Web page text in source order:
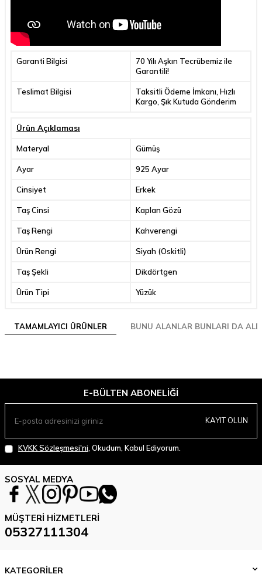
Garanti Bilgisi
70 Yılı Aşkın Tecrübemiz ile
Garantili!
Teslimat Bilgisi
Taksitli Ödeme İmkanı, Hızlı
Kargo, Şık Kutuda Gönderim
Ürün Açıklaması
Materyal Gümüş
Ayar 925 Ayar
Cinsiyet Erkek
Taş Cinsi Kaplan Gözü
Taş Rengi Kahverengi
Ürün Rengi Siyah (Oskitli)
Taş Şekli Dikdörtgen
Ürün Tipi Yüzük
TAMAMLAYICI ÜRÜNLER BUNU ALANLAR BUNLARI DA
E-BÜLTEN ABONELIĞI
KAYIT OLUN
KVKK Sözleşmesi'ni , Okudum, Kabul Ediyorum.
SOSYAL MEDYA
MÜŞTERI HIZMETLERI
05327111304
KATEGORİLER